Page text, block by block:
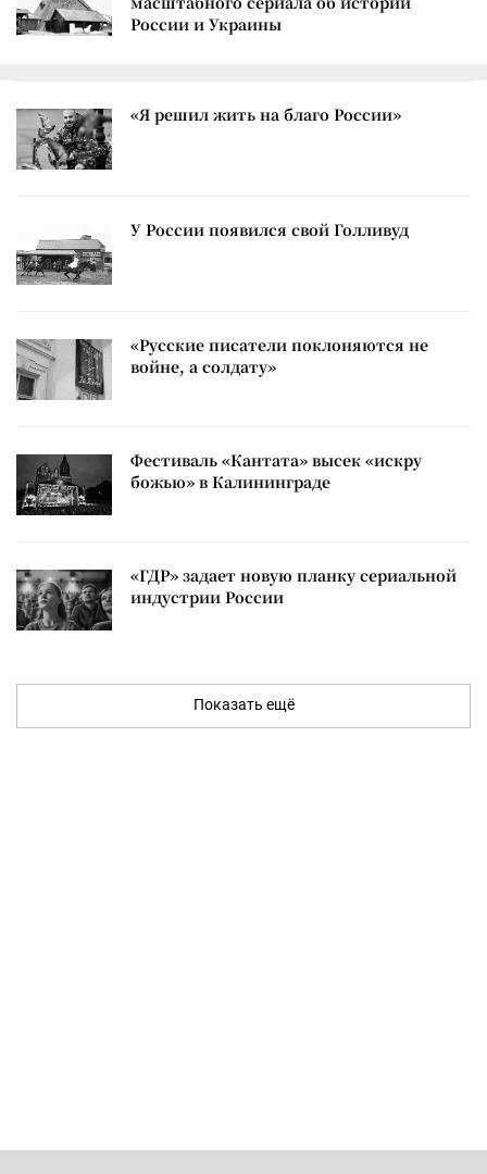
России и Украины
«Я решил жить на благо России»
У России появился свой Голливуд
«Русские писатели поклоняются не
войне, а солдату»
Фестиваль «Кантата» высек «искру
божью» в Калининграде
«ГДР» задает новую планку сериальной
индустрии России
Показать ещё